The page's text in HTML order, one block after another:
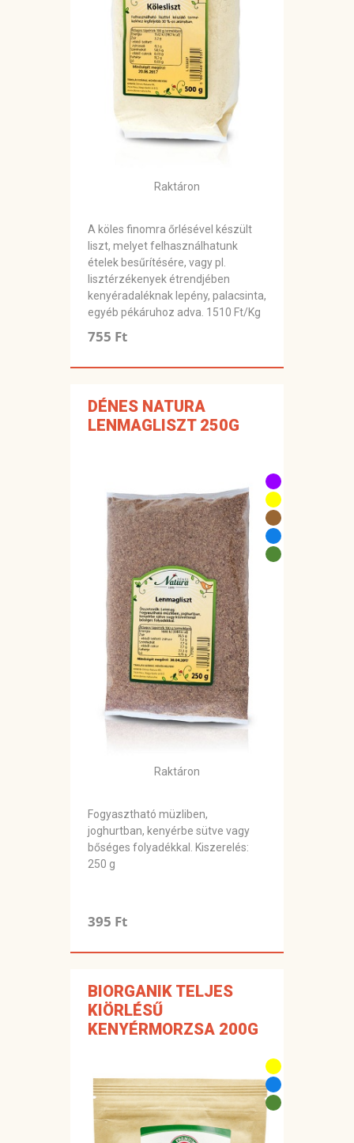
Raktáron
A köles finomra őrlésével készült
liszt, melyet felhasználhatunk
ételek besűrítésére, vagy pl.
lisztérzékenyek étrendjében
kenyéradaléknak lepény, palacsinta,
egyéb pékáruhoz adva. 1510 Ft/Kg
755 Ft
DÉNES NATURA
LENMAGLISZT 250G
Raktáron
Fogyasztható müzliben,
joghurtban, kenyérbe sütve vagy
bőséges folyadékkal. Kiszerelés:
250 g
395 Ft
BIORGANIK TELJES
KIÖRLÉSŰ
KENYÉRMORZSA 200G